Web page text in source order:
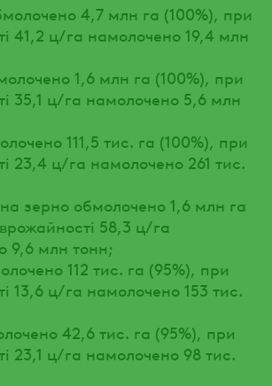
4,7 млн га (100%), при
41,2 ц/га намолочено 19,4 млн
1,6 млн га (100%), при
35,1 ц/га намолочено 5,6 млн
111,5 тис. га (100%), при
23,4 ц/га намолочено 261 тис.
зерно обмолочено 1,6 млн га
58,3 ц/га
9,6 млн тонн;
112 тис. га (95%), при
13,6 ц/га намолочено 153 тис.
42,6 тис. га (95%), при
23,1 ц/га намолочено 98 тис.